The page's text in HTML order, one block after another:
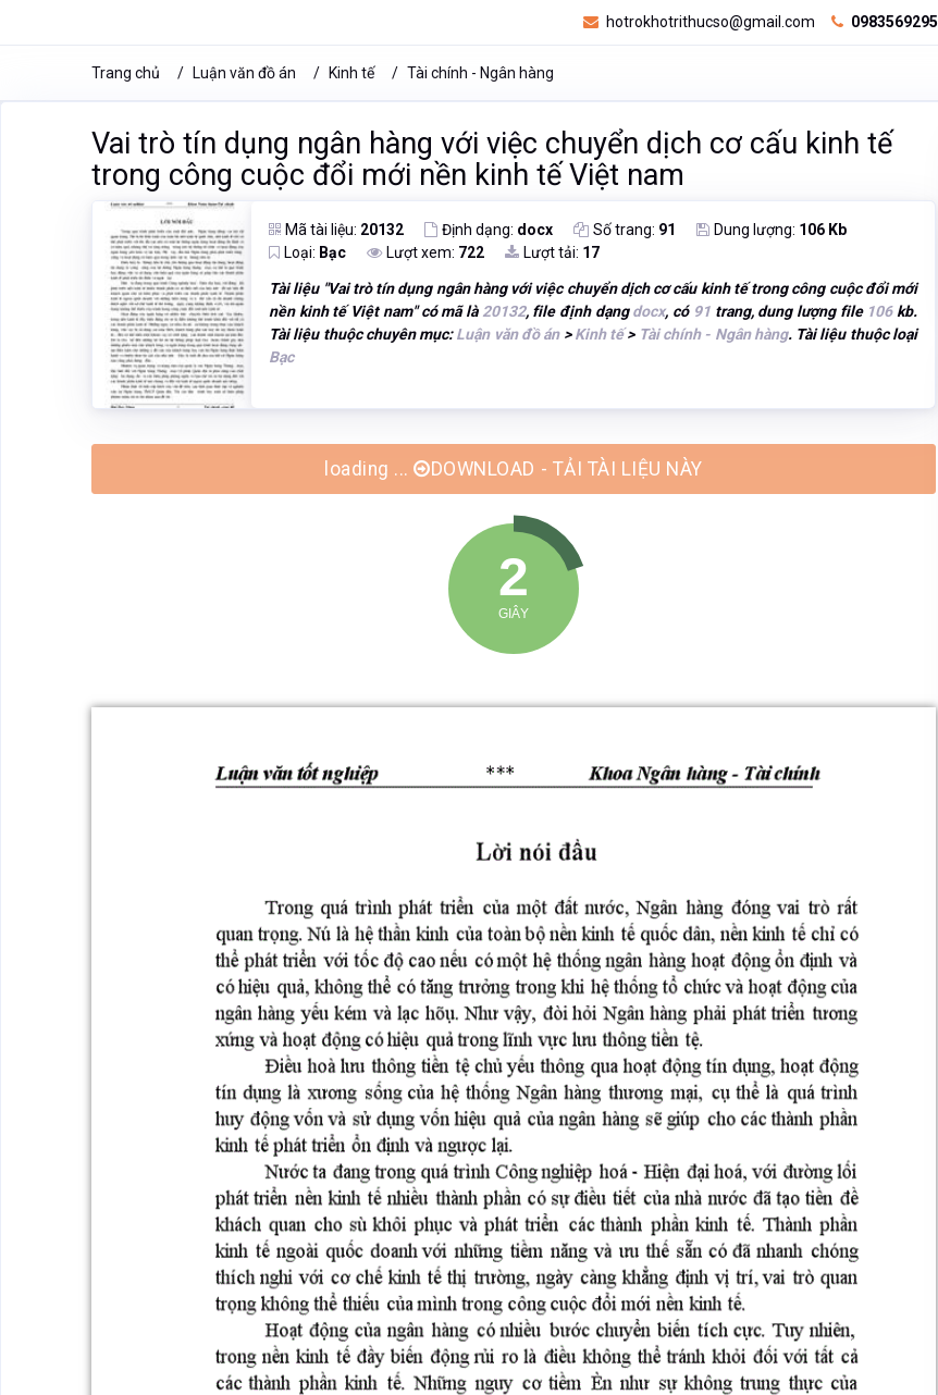
hotrokhotrithucso@gmail.com 0983569295
Trang chủ Luận văn đồ án Kinh tế Tài chính - Ngân hàng
Vai trò tín dụng ngân hàng với việc chuyển dịch cơ cấu kinh tế
trong công cuộc đổi mới nền kinh tế Việt nam
Mã tài liệu: 20132 Định dạng: docx Số trang: 91 Dung lượng: 106 Kb
Loại: Bạc Lượt xem: 722 Lượt tải: 17
Tài liệu "Vai trò tín dụng ngân hàng với việc chuyển dịch cơ cấu kinh tế trong công cuộc đổi mới
nền kinh tế Việt nam" có mã là 20132, file định dạngdocx, có 91trang, dung lượng file 106kb.
Tài liệu thuộc chuyên mục:Luận văn đồ án>Kinh tế> Tài chính - Ngân hàng. Tài liệu thuộc loại
Bạc
loading ... DOWNLOAD - TẢI TÀI LIỆU NÀY